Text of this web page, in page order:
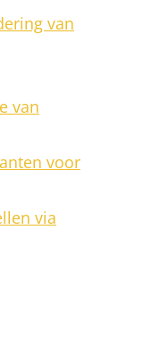
van
van
voor
via